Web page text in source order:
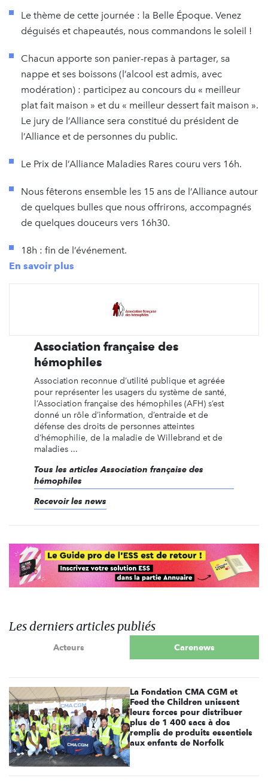
Le thème de cette journée : la Belle Époque. Venez
déguisés et chapeautés, nous commandons le soleil !
Chacun apporte son panier-repas à partager, sa
nappe et ses boissons (l’alcool est admis, avec
modération) : participez au concours du « meilleur
plat fait maison » et du « meilleur dessert fait maison ».
Le jury de l’Alliance sera constitué du président de
l’Alliance et de personnes du public.
Le Prix de l’Alliance Maladies Rares couru vers 16h.
Nous fêterons ensemble les 15 ans de l’Alliance autour
de quelques bulles que nous offrirons, accompagnés
de quelques douceurs vers 16h30.
18h : fin de l’événement.
En savoir plus
Association française des
hémophiles
Association reconnue d’utilité publique et agréée
pour représenter les usagers du système de santé,
l’Association française des hémophiles (AFH) s’est
donné un rôle d’information, d’entraide et de
défense des droits de personnes atteintes
d’hémophilie, de la maladie de Willebrand et de
maladies ...
Tous les articles Association française des
hémophiles
Recevoir les news
Les derniers articles publiés
Acteurs Carenews
La Fondation CMA CGM et
Feed the Children unissent
leurs forces pour distribuer
plus de 1 400 sacs à dos
remplis de produits essentiels
aux enfants de Norfolk